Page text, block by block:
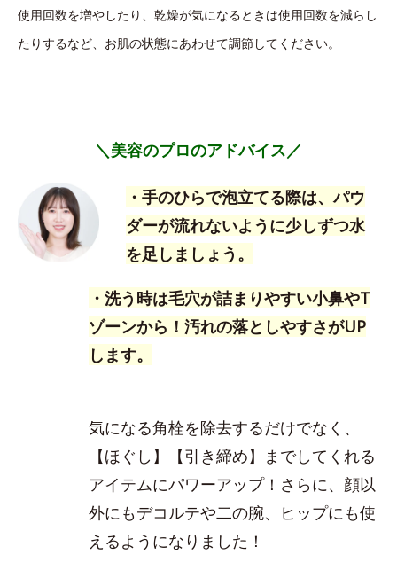
使用回数を増やしたり、乾燥が気になるときは使用回数を減らし
たりするなど、お肌の状態にあわせて調節してください。
＼美容のプロのアドバイス／
・手のひらで泡立てる際は、パウ
ダーが流れないように少しずつ水
を足しましょう。
・洗う時は毛穴が詰まりやすい小鼻やT
ゾーンから！汚れの落としやすさがUP
します。
気になる角栓を除去するだけでなく、
【ほぐし】【引き締め】までしてくれる
アイテムにパワーアップ！さらに、顔以
外にもデコルテや二の腕、ヒップにも使
えるようになりました！